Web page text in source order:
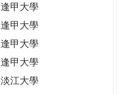
逢甲大學
逢甲大學
逢甲大學
逢甲大學
淡江大學